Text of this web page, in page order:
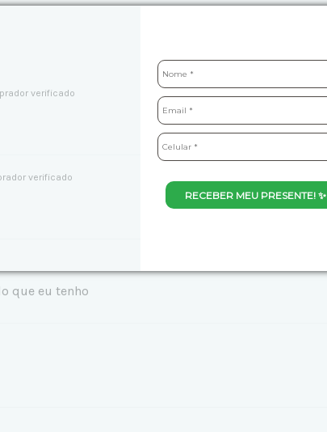
RECEBER MEU PRESENTE! ✨
verificado
verificado
que eu tenho